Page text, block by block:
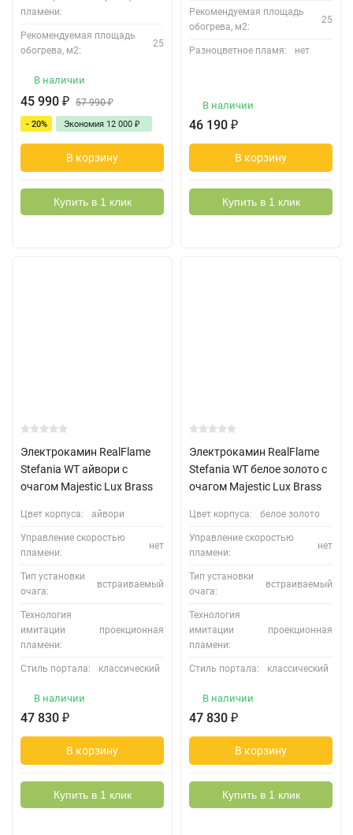
пламени:
Рекомендуемая площадь
обогрева, м2:
25
В наличии
45 990 ₽ 57 990₽
- 20% Экономия 12 000 ₽
В корзину
Купить в 1 клик
Рекомендуемая площадь
обогрева, м2:
25
Разноцветное пламя: нет
В наличии
46 190 ₽
В корзину
Купить в 1 клик
Электрокамин RealFlame
Stefania WT айвори с
очагом Majestic Lux Brass
Цвет корпуса: айвори
Управление скоростью
пламени:
нет
Тип установки
очага:
встраиваемый
Технология
имитации
пламени:
проекционная
Стиль портала: классический
В наличии
47 830 ₽
В корзину
Купить в 1 клик
Электрокамин RealFlame
Stefania WT белое золото с
очагом Majestic Lux Brass
Цвет корпуса: белое золото
Управление скоростью
пламени:
нет
Тип установки
очага:
встраиваемый
Технология
имитации
пламени:
проекционная
Стиль портала: классический
В наличии
47 830 ₽
В корзину
Купить в 1 клик